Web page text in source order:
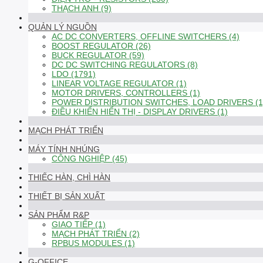
THẠCH ANH (9)
QUẢN LÝ NGUỒN
AC DC CONVERTERS, OFFLINE SWITCHERS (4)
BOOST REGULATOR (26)
BUCK REGULATOR (59)
DC DC SWITCHING REGULATORS (8)
LDO (1791)
LINEAR VOLTAGE REGULATOR (1)
MOTOR DRIVERS, CONTROLLERS (1)
POWER DISTRIBUTION SWITCHES, LOAD DRIVERS
ĐIỀU KHIỂN HIỂN THỊ - DISPLAY DRIVERS (1)
MẠCH PHÁT TRIỂN
MÁY TÍNH NHÚNG
CÔNG NGHIỆP (45)
THIẾC HÀN, CHÌ HÀN
THIẾT BỊ SẢN XUẤT
SẢN PHẨM R&P
GIAO TIẾP (1)
MẠCH PHÁT TRIỂN (2)
RPBUS MODULES (1)